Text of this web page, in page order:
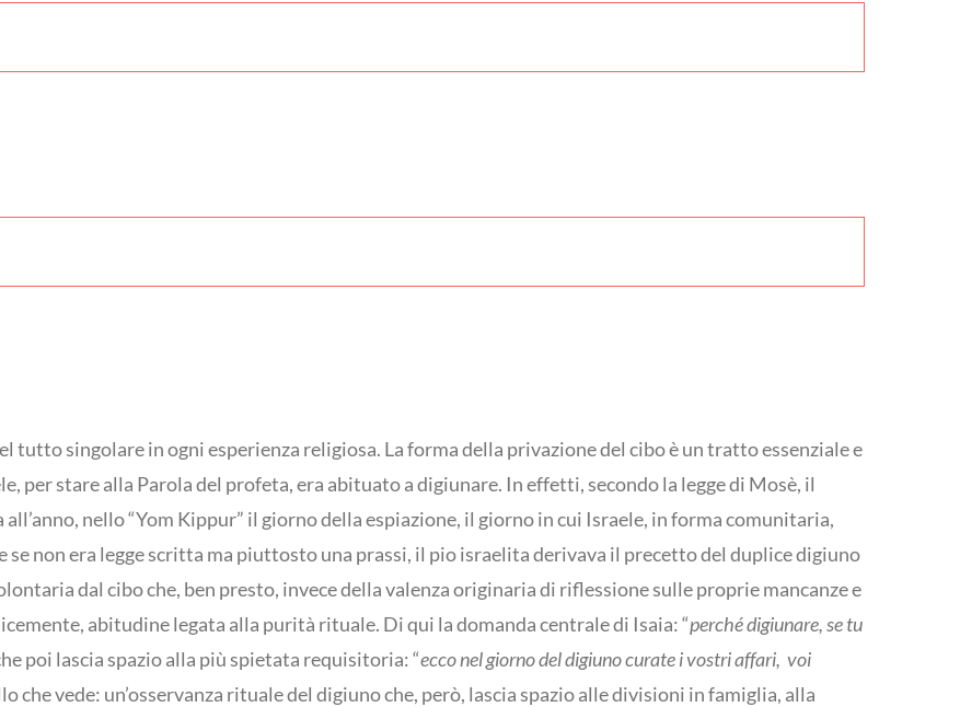
tutto singolare in ogni esperienza religiosa. La forma della privazione del cibo è un tratto essenziale e
per stare alla Parola del profeta, era abituato a digiunare. In effetti, secondo la legge di Mosè, il
nello “Yom Kippur” il giorno della espiazione, il giorno in cui Israele, in forma comunitaria,
se non era legge scritta ma piuttosto una prassi, il pio israelita derivava il precetto del duplice digiuno
dal cibo che, ben presto, invece della valenza originaria di riflessione sulle proprie mancanze e
abitudine legata alla purità rituale. Di qui la domanda centrale di Isaia: “perché digiunare, se tu
poi lascia spazio alla più spietata requisitoria: “ecco nel giorno del digiuno curate i vostri affari, voi
che vede: un’osservanza rituale del digiuno che, però, lascia spazio alle divisioni in famiglia, alla